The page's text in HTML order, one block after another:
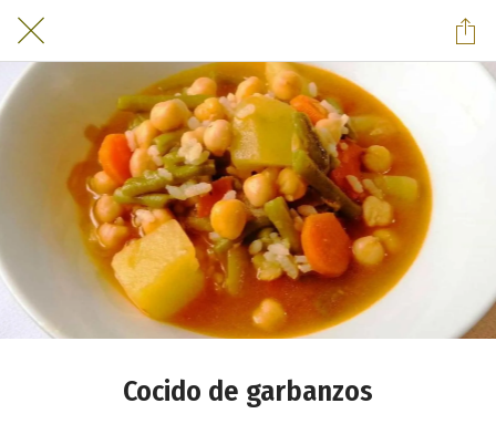
Cocido de garbanzos